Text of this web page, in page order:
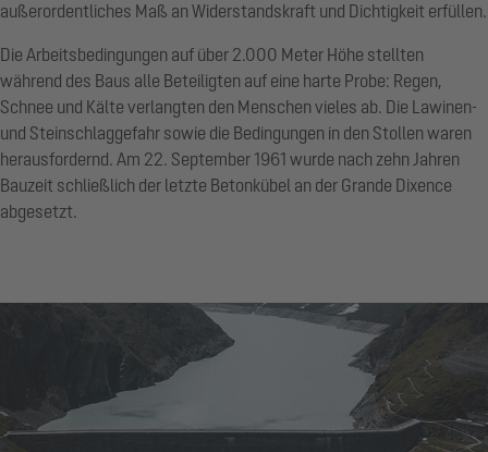
außerordentliches Maß an Widerstandskraft und Dichtigkeit erfüllen.
Die Arbeitsbedingungen auf über 2.000 Meter Höhe stellten
während des Baus alle Beteiligten auf eine harte Probe: Regen,
Schnee und Kälte verlangten den Menschen vieles ab. Die Lawinen-
und Steinschlaggefahr sowie die Bedingungen in den Stollen waren
herausfordernd. Am 22. September 1961 wurde nach zehn Jahren
Bauzeit schließlich der letzte Betonkübel an der Grande Dixence
abgesetzt.